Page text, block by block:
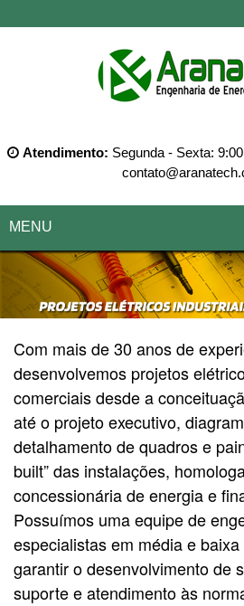
Atendimento: Segunda - Sexta:
MENU
Com mais de 30 anos de
desenvolvemos projetos
comerciais desde a
até o projeto executivo,
detalhamento de quadros e
built” das instalações,
concessionária de energia e
Possuímos uma equipe de
especialistas em média e
garantir o desenvolvimento de
suporte e atendimento às